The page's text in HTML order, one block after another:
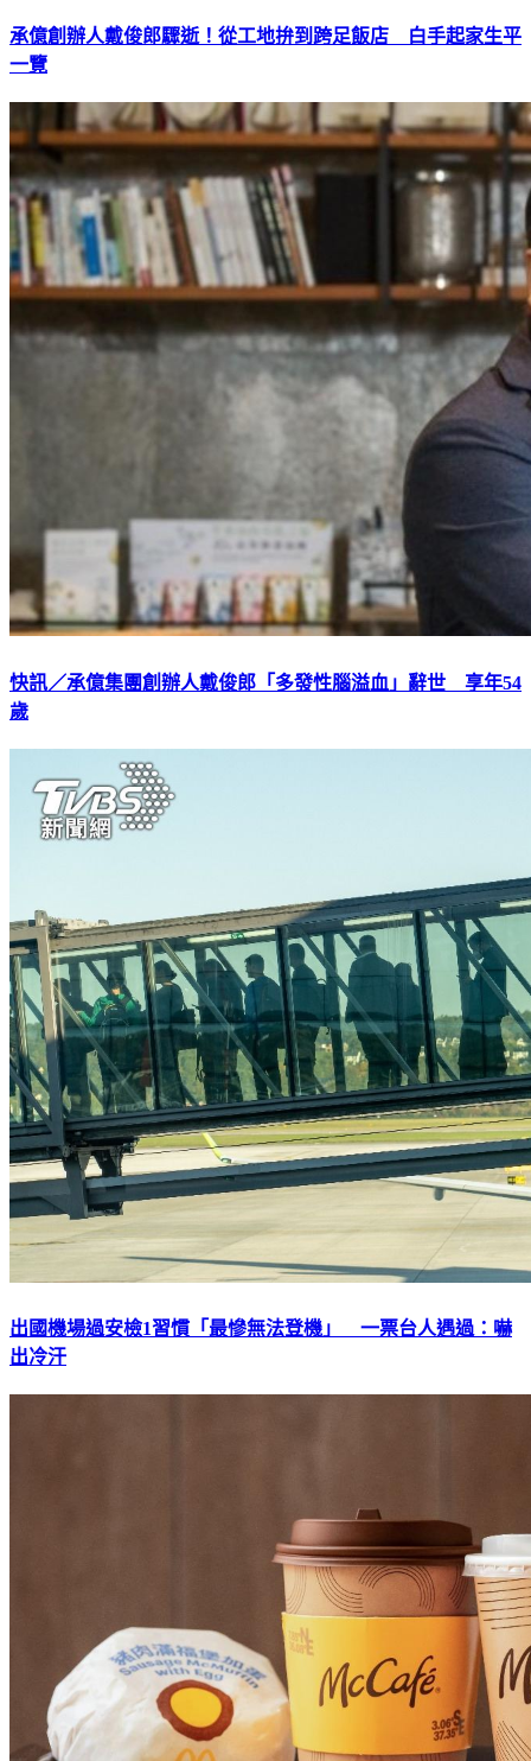
承億創辦人戴俊郎驟逝！從工地拚到跨足飯店 白手起家生平
一覽
快訊／承億集團創辦人戴俊郎「多發性腦溢血」辭世 享年54
歲
出國機場過安檢1習慣「最慘無法登機」 一票台人遇過：嚇
出冷汗